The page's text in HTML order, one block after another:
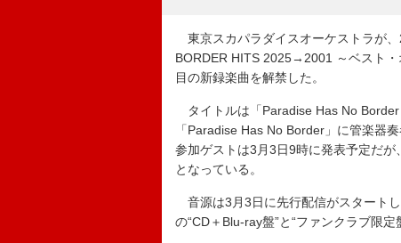
東京スカパラダイスオーケストラが
BORDER HITS 2025→2001 ～ベスト
目の新録楽曲を解禁した。
タイトルは「Paradise Has No Border
「Paradise Has No Border」に管楽器
参加ゲストは3月3日9時に発表予定だ
となっている。
音源は3月3日に先行配信がスタート
の“CD＋Blu-ray盤”と“ファンクラブ限定